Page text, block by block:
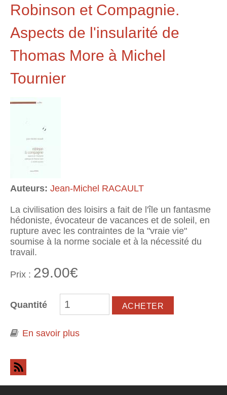
Robinson et Compagnie.
Aspects de l'insularité de
Thomas More à Michel
Tournier
Auteurs: Jean-Michel RACAULT
La civilisation des loisirs a fait de l'île un fantasme
hédoniste, évocateur de vacances et de soleil, en
rupture avec les contraintes de la "vraie vie"
soumise à la norme sociale et à la nécessité du
travail.
Prix : 29.00€
Quantité
En savoir plus